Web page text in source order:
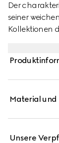
Der
seiner
Kollektionen
vollständig
einen
Material und
Unsere